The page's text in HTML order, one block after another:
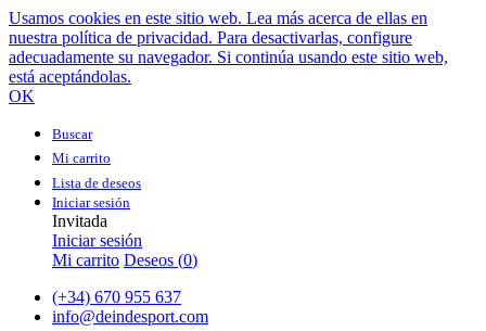
Usamos cookies en este sitio web. Lea más acerca de ellas en
nuestra política de privacidad. Para desactivarlas, configure
adecuadamente su navegador. Si continúa usando este sitio web,
está aceptándolas.
OK
Buscar
Mi carrito
Lista de deseos
Iniciar sesión
Invitada
Iniciar sesión
Mi carrito Deseos (0)
(+34) 670 955 637
info@deindesport.com